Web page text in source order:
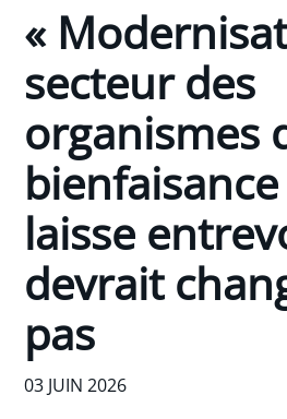
«
secteur des
organismes
bienfaisance
laisse
devrait
pas
03 JUIN 2026